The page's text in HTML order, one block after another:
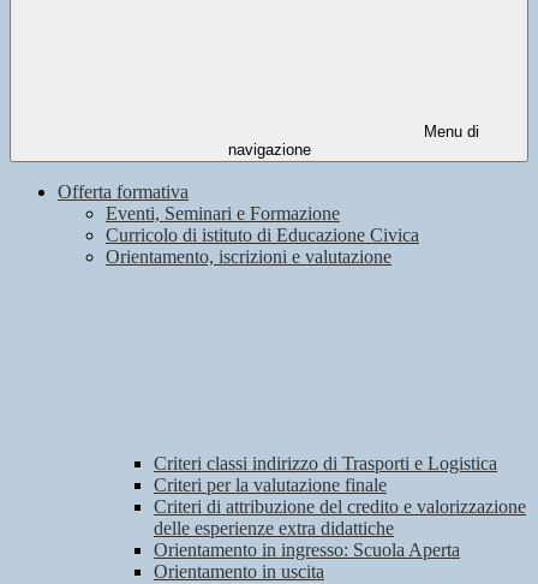
Menu di
navigazione
Offerta formativa
Eventi, Seminari e Formazione
Curricolo di istituto di Educazione Civica
Orientamento, iscrizioni e valutazione
Criteri classi indirizzo di Trasporti e Logistica
Criteri per la valutazione finale
Criteri di attribuzione del credito e valorizzazione
delle esperienze extra didattiche
Orientamento in ingresso: Scuola Aperta
Orientamento in uscita